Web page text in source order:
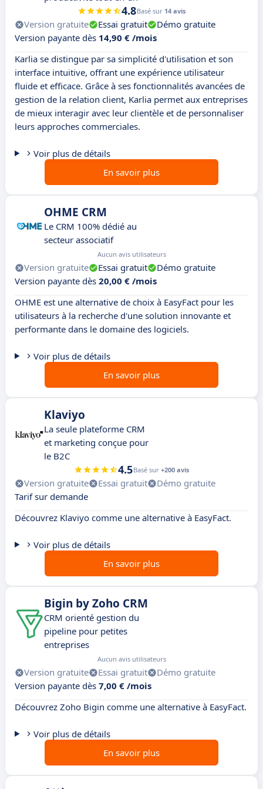
4.8Basé sur 14 avis
Version gratuite Essai gratuit
Démo gratuite
Version payante dès 14,90 € /mois
Karlia se distingue par sa simplicité d'utilisation et son
interface intuitive, offrant une expérience utilisateur
fluide et efficace. Grâce à ses fonctionnalités avancées de
gestion de la relation client, Karlia permet aux entreprises
de mieux interagir avec leur clientèle et de personnaliser
leurs approches commerciales.
Voir plus de détails
En savoir plus
OHME CRM
Le CRM 100% dédié au
secteur associatif
Aucun avis utilisateurs
Version gratuite Essai gratuit
Démo gratuite
Version payante dès 20,00 € /mois
OHME est une alternative de choix à EasyFact pour les
utilisateurs à la recherche d'une solution innovante et
performante dans le domaine des logiciels.
Voir plus de détails
En savoir plus
Klaviyo
La seule plateforme CRM
et marketing conçue pour
le B2C
4.5Basé sur +200 avis
Version gratuite Essai gratuit
Démo gratuite
Tarif sur demande
Découvrez Klaviyo comme une alternative à EasyFact.
Voir plus de détails
En savoir plus
Bigin by Zoho CRM
CRM orienté gestion du
pipeline pour petites
entreprises
Aucun avis utilisateurs
Version gratuite Essai gratuit
Démo gratuite
Version payante dès 7,00 € /mois
Découvrez Zoho Bigin comme une alternative à EasyFact.
Voir plus de détails
En savoir plus